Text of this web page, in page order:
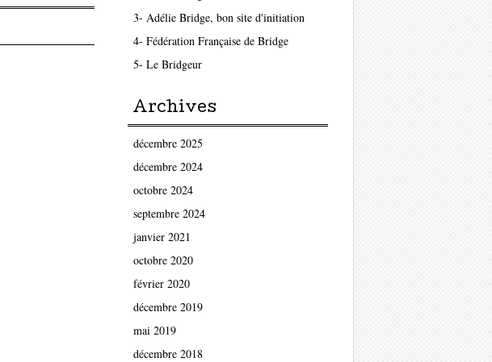
3- Adélie Bridge, bon site d'initiation
4- Fédération Française de Bridge
5- Le Bridgeur
Archives
décembre 2025
décembre 2024
octobre 2024
septembre 2024
janvier 2021
octobre 2020
février 2020
décembre 2019
mai 2019
décembre 2018